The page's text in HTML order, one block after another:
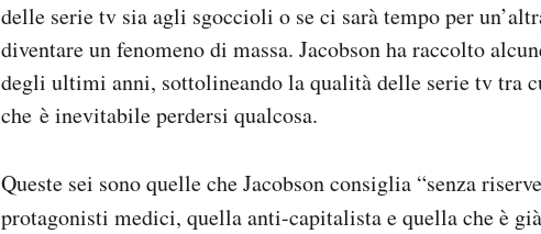
delle serie tv sia agli sgoccioli o se ci sarà tempo per
diventare un fenomeno di massa. Jacobson ha raccolto
degli ultimi anni, sottolineando la qualità delle serie tv tra
che è inevitabile perdersi qualcosa.
Queste sei sono quelle che Jacobson consiglia “senza
protagonisti medici, quella anti-capitalista e quella che è